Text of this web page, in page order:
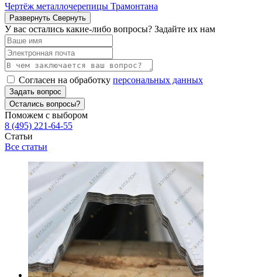
Чертёж металлочерепицы Трамонтана
Развернуть Свернуть
У вас остались какие-либо вопросы? Задайте их нам
Согласен на обработку персональных данных
Задать вопрос
Остались вопросы?
Поможем с выбором
8 (495) 221-64-55
Статьи
Все статьи